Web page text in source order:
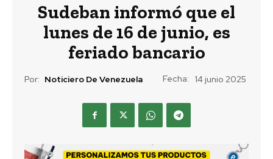
Sudeban informó que el
lunes de 16 de junio, es
feriado bancario
Por: Noticiero De Venezuela Fecha: 14 junio 2025